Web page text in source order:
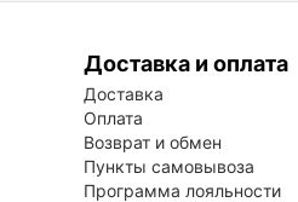
Доставка и оплата
Доставка
Оплата
Возврат и обмен
Пункты самовывоза
Программа лояльности